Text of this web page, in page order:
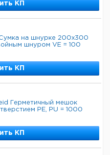
КП
на шнурке 200x300
шнуром VE = 100
КП
Герметичный мешок
PE, PU = 1000
КП